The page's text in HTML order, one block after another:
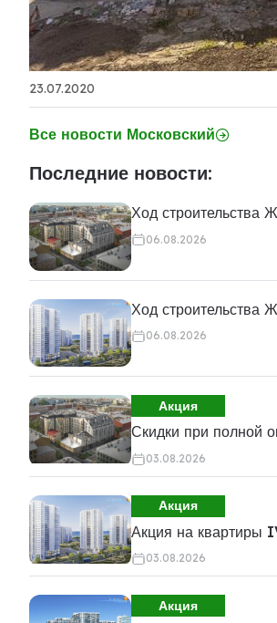
23.07.2020
Все новости Московский
Последние новости:
Ход строительства
06.08.2026
Ход строительства
06.08.2026
Акция
Скидки при полной
03.08.2026
Акция
Акция на квартиры
03.08.2026
Акция